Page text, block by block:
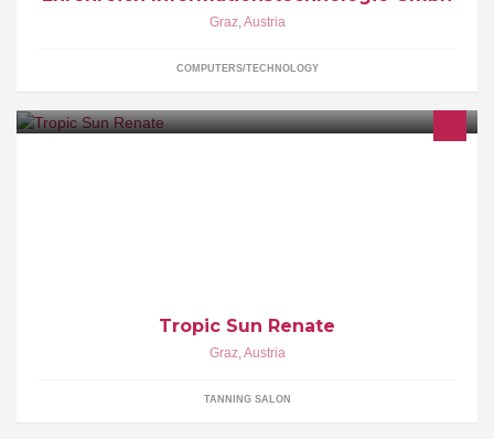
Graz,Austria
COMPUTERS/TECHNOLOGY
Tropic Sun Renate
Graz,Austria
TANNING SALON